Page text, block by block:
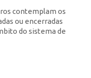
contemplam os
ou encerradas
do sistema de